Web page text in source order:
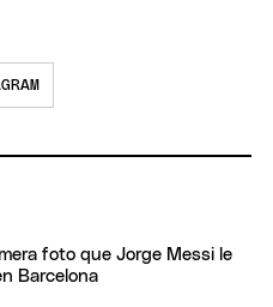
foto que Jorge Messi le
Barcelona